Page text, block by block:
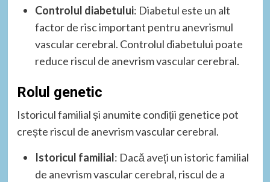
Controlul diabetului: Diabetul este un alt
factor de risc important pentru anevrismul
vascular cerebral. Controlul diabetului poate
reduce riscul de anevrism vascular cerebral.
Rolul genetic
Istoricul familial și anumite condiții genetice pot
crește riscul de anevrism vascular cerebral.
Istoricul familial: Dacă aveți un istoric familial
de anevrism vascular cerebral, riscul de a